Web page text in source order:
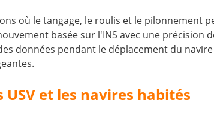
où le tangage, le roulis et le pilonnement
basée sur l'INS avec une précision
données pendant le déplacement du
et les navires habités